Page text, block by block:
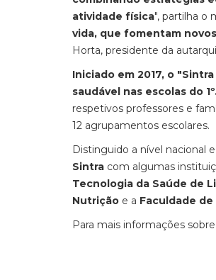
atividade física", partilha o
vida, que fomentam
Horta, presidente da
Iniciado em 2017, o
saudável nas escolas do
respetivos professores e
12 agrupamentos escolares.
Distinguido a nível nacional
Sintra com algumas
Tecnologia da Saúde de
Nutrição e a Faculdade
Para mais informações